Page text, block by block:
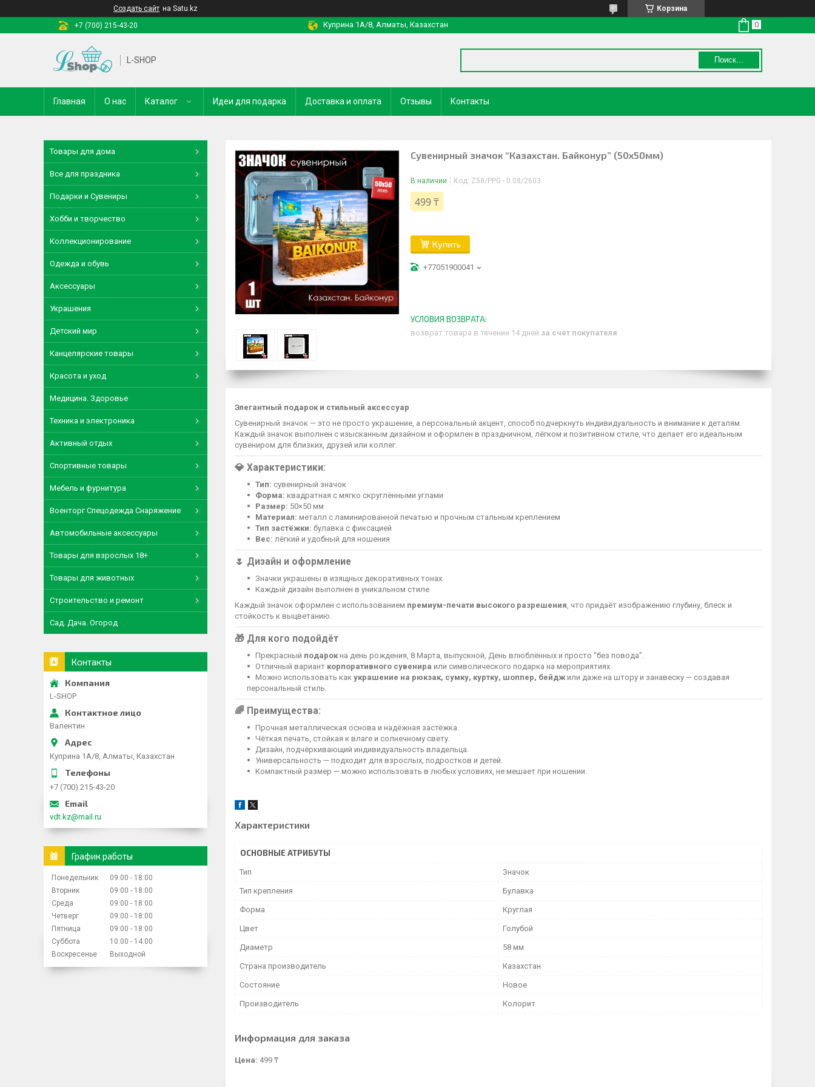
Создать сайт на Satu.kz
Корзина
+7 (700) 215-43-20
Куприна 1A/8, Алматы, Казахстан
L-SHOP Поиск...
Главная О нас Каталог Идеи для подарка Доставка и оплата Отзывы Контакты
Сувенирный значок “Казахстан. Байконур” (50x50мм)
В наличии Код: Z58/PPG - 0.08/2603
499 ₸
Купить
+77051900041
возврат товара в течение 14 дней за счет покупателя
Элегантный подарок и стильный аксессуар
Сувенирный значок — это не просто украшение, а персональный акцент, способ подчеркнуть индивидуальность и внимание к деталям.
Каждый значок выполнен с изысканным дизайном и оформлен в праздничном, лёгком и позитивном стиле, что делает его идеальным
сувениром для близких, друзей или коллег.
💎 Характеристики:
Тип: сувенирный значок
Форма: квадратная с мягко скруглёнными углами
Размер: 50×50 мм
Материал: металл с ламинированной печатью и прочным стальным креплением
Тип застёжки: булавка с фиксацией
Вес: лёгкий и удобный для ношения
🌷 Дизайн и оформление
Значки украшены в изящных декоративных тонах.
Каждый дизайн выполнен в уникальном стиле
Каждый значок оформлен с использованием премиум-печати высокого разрешения, что придаёт изображению глубину, блеск и
стойкость к выцветанию.
🎁 Для кого подойдёт
Прекрасный подарокна день рождения, 8 Марта, выпускной, День влюблённых и просто “без повода”.
Отличный вариант корпоративного сувенира или символического подарка на мероприятиях.
Можно использовать как украшение на рюкзак, сумку, куртку, шоппер, бейдж или даже на штору и занавеску — создавая
персональный стиль.
🌈 Преимущества:
Прочная металлическая основа и надёжная застёжка.
Чёткая печать, стойкая к влаге и солнечному свету.
Дизайн, подчёркивающий индивидуальность владельца.
Универсальность — подходит для взрослых, подростков и детей.
Компактный размер — можно использовать в любых условиях, не мешает при ношении.
Характеристики
ОСНОВНЫЕ АТРИБУТЫ
Тип Значок
Тип крепления Булавка
Форма Круглая
Цвет Голубой
Диаметр 58 мм
Страна производитель Казахстан
Состояние Новое
Производитель Колорит
Информация для заказа
Цена: 499 ₸
Товары для дома
Все для праздника
Подарки и Сувениры
Хобби и творчество
Коллекционирование
Одежда и обувь
Аксессуары
Украшения
Детский мир
Канцелярские товары
Красота и уход
Медицина. Здоровье
Техника и электроника
Активный отдых
Спортивные товары
Мебель и фурнитура
Военторг Спецодежда Снаряжение
Автомобильные аксессуары
Товары для взрослых 18+
Товары для животных
Строительство и ремонт
Сад. Дача. Огород
Контакты
L-SHOP
Валентин
Куприна 1A/8, Алматы, Казахстан
+7 (700) 215-43-20
vdt.kz@mail.ru
График работы
Понедельник 09:00
18:00
Вторник
09:00
18:00
Среда
09:00
18:00
Четверг
09:00
18:00
Пятница
09:00
18:00
Суббота
10:00
14:00
Воскресенье
Выходной